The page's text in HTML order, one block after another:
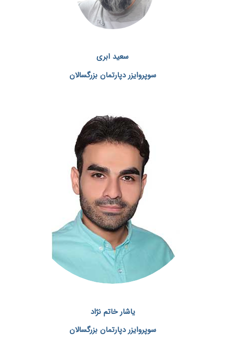
سعید ابری
سوپروایزر دپارتمان بزرگسالان
یاشار خاتم نژاد
سوپروایزر دپارتمان بزرگسالان